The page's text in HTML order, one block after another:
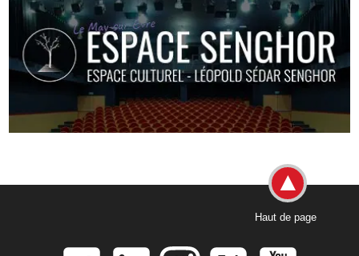
Haut de page